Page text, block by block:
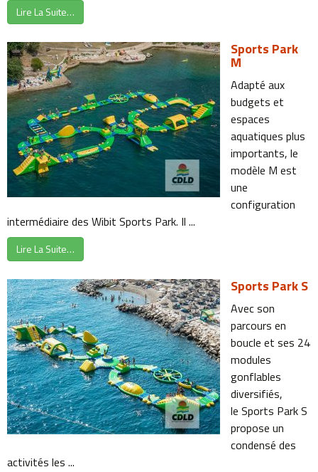
Lire La Suite…
Sports Park
M
Adapté aux
budgets et
espaces
aquatiques plus
importants, le
modèle M est
une
configuration
intermédiaire des Wibit Sports Park. Il ...
Lire La Suite…
Sports Park S
Avec son
parcours en
boucle et ses 24
modules
gonflables
diversifiés,
le Sports Park S
propose un
condensé des
activités les ...